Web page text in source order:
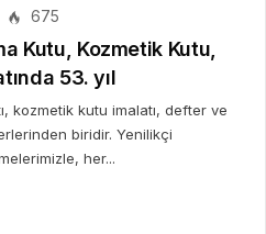
675
Kutu, Kozmetik Kutu,
53. yıl
kozmetik kutu imalatı, defter ve
biridir. Yenilikçi
her...